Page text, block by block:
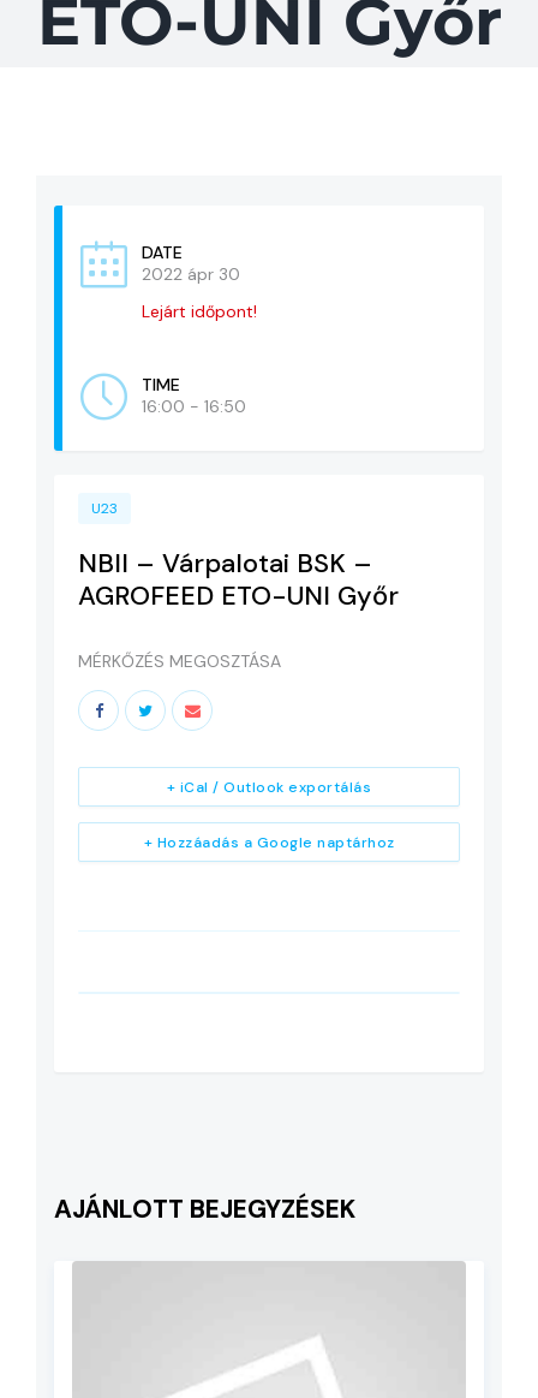
ETO-UNI Győr
DATE
2022 ápr 30
Lejárt időpont!
TIME
16:00 - 16:50
U23
NBII – Várpalotai BSK –
AGROFEED ETO-UNI Győr
MÉRKŐZÉS MEGOSZTÁSA
+ Hozzáadás a Google naptárhoz
+ iCal / Outlook exportálás
AJÁNLOTT BEJEGYZÉSEK